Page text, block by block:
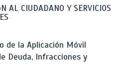
AL CIUDADANO Y SERVICIOS
de la Aplicación Móvil
Deuda, Infracciones y